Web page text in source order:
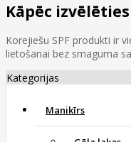
Kāpēc
Korejiešu SPF produkti ir
lietošanai bez smaguma
Kategorijas
Manikīrs